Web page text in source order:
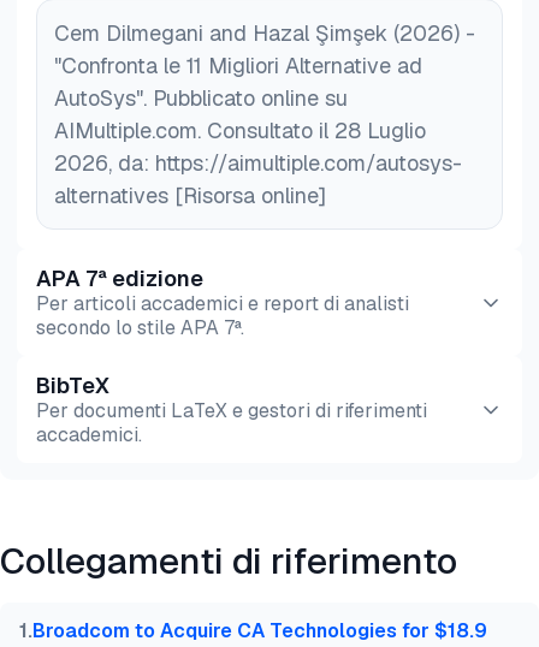
Cem Dilmegani and Hazal Şimşek (2026) -
"Confronta le 11 Migliori Alternative ad
AutoSys". Pubblicato online su
AIMultiple.com. Consultato il 28 Luglio
2026, da: https://aimultiple.com/autosys-
alternatives [Risorsa online]
APA 7ª edizione
Per articoli accademici e report di analisti
secondo lo stile APA 7ª.
Anteprima
BibTeX
Per documenti LaTeX e gestori di riferimenti
accademici.
@misc{dilmegani2026,
title  = {{Confronta le 11 Migliori Alternative
Collegamenti di riferimento
1.Broadcom to Acquire CA Technologies for $18.9